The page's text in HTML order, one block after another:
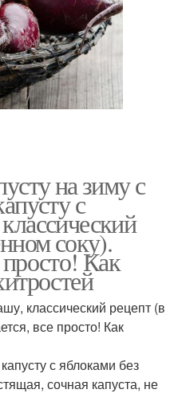
на зиму с
с
соку).
Как
классический рецепт (в
все просто! Как
с яблоками без
сочная капуста, не